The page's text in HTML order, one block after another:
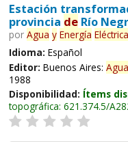
Estación
provincia deRío
por Agua y Energía
Idioma: Español
Editor: Buenos Aires: Agua
1988
Disponibilidad: Ítems
topográfica: 621.374.5/